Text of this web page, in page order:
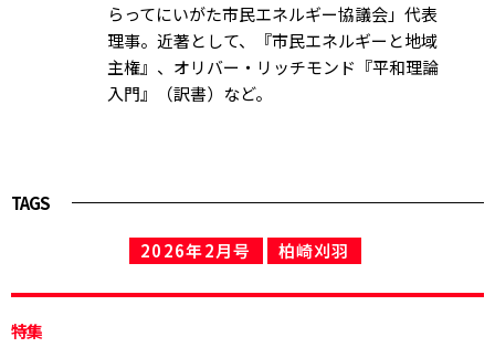
らってにいがた市民エネルギー協議会」代表
理事。近著として、『市民エネルギーと地域
主権』、オリバー・リッチモンド『平和理論
入門』（訳書）など。
TAGS
2026年2月号 柏崎刈羽
特集